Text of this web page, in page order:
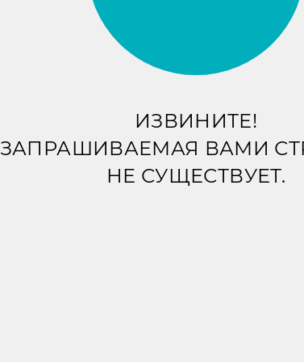
ИЗВИНИТЕ!
ЗАПРАШИВАЕМАЯ ВАМИ
НЕ СУЩЕСТВУЕТ.